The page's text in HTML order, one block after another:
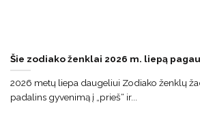
Šie zodiako ženklai 2026 m. liepą
2026 metų liepa daugeliui Zodiako ženklų
padalins gyvenimą į „prieš“ ir...